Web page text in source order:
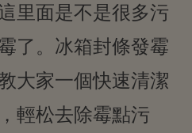
里面是不是很多污
了。冰箱封條發霉
大家一個快速清潔
輕松去除霉點污